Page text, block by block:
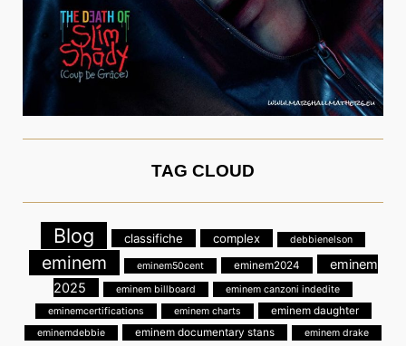
TAG CLOUD
Blog classifiche complex debbienelson
eminem eminem50cent eminem2024
eminem
2025
eminem billboard
eminem canzoni indedite
eminemcertifications
eminem charts eminem daughter
eminemdebbie eminem documentary stans
eminem drake